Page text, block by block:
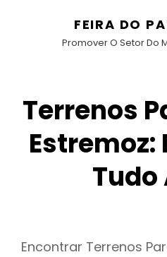
FEIRA DO
Promover O Setor Do
Terrenos
Tudo
Encontrar Terrenos